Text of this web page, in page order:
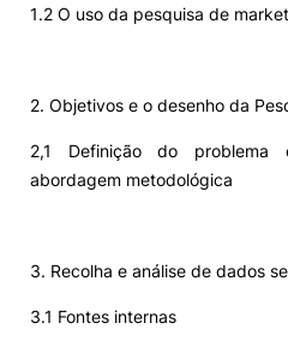
1.2 O uso da pesquisa de
2. Objetivos e o desenho da
2,1 Definição do problema
abordagem metodológica
3. Recolha e análise de dados
3.1 Fontes internas